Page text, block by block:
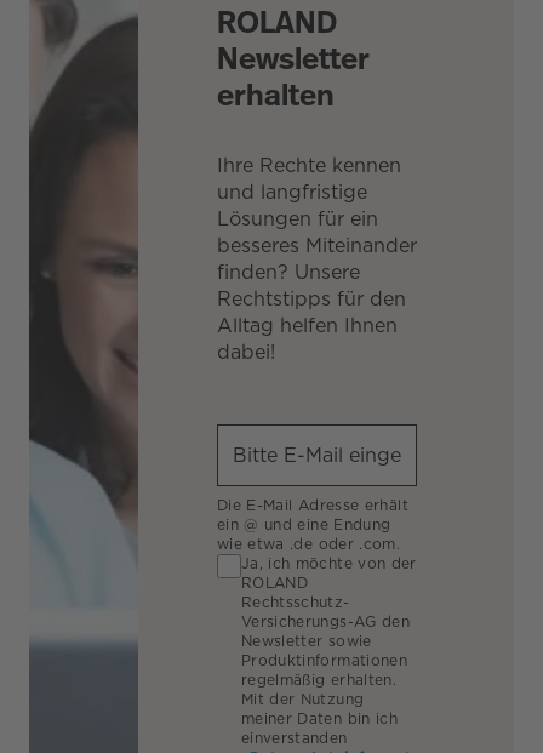
ROLAND
Newsletter
erhalten
Ihre Rechte kennen
und langfristige
Lösungen für ein
besseres Miteinander
finden? Unsere
Rechtstipps für den
Alltag helfen Ihnen
dabei!
Die E-Mail Adresse erhält
ein @ und eine Endung
wie etwa .de oder .com.
Ja, ich möchte von der
ROLAND
Rechtsschutz-
Versicherungs-AG den
Newsletter sowie
Produktinformationen
regelmäßig erhalten.
Mit der Nutzung
meiner Daten bin ich
einverstanden